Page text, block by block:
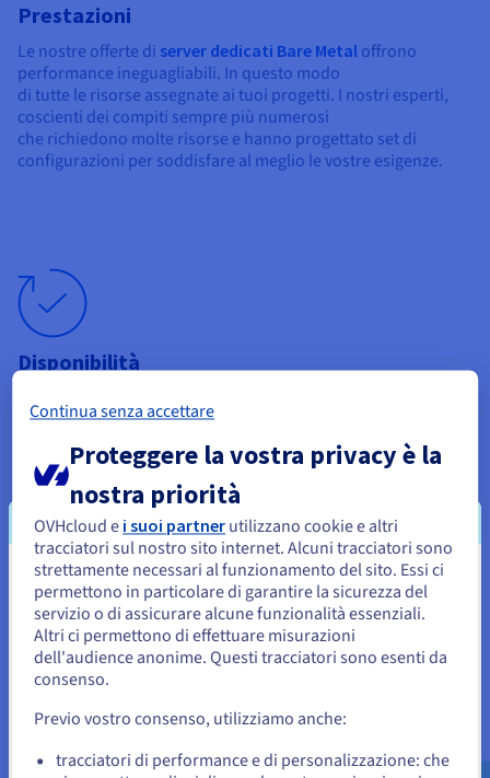
Prestazioni
Le nostre offerte di server dedicati Bare Metal offrono
performance ineguagliabili. In questo modo
di tutte le risorse assegnate ai tuoi progetti. I nostri esperti,
coscienti dei compiti sempre più numerosi
che richiedono molte risorse e hanno progettato set di
configurazioni per soddisfare al meglio le vostre esigenze.
Disponibilità
proporre l'hosting di server dedicati in meno di 120 secondi, o
in uno dei nostri 30 datacenter distribuiti in tutto il mondo. La
nostra rete, sicura e altamente resiliente, garantisce
un'affidabilità senza difetti alle tue applicazioni.
Scalabilità
Scegliendo i server dedicati per la propria infrastruttura, è
possibile usufruire di una scalabilità illimitata. Le nostre
aziendali, i siti Web e altri progetti e assicurano così una
possono anche essere interconnesse ad altri servizi, come
Sembra che la tua localizzazione sia
Stati Uniti
Per effettuare un ordine da Stati Uniti, è necessario accedere al
sito web del Paese e creare un account.
Vai al sito Stati Uniti
us.ovhcloud.com/
Inglese USD - $
Continua senza accettare
Proteggere la vostra privacy è la
nostra priorità
OVHcloud ei suoi partnerutilizzano cookie e altri
tracciatori sul nostro sito internet. Alcuni tracciatori sono
strettamente necessari al funzionamento del sito. Essi ci
permettono in particolare di garantire la sicurezza del
servizio o di assicurare alcune funzionalità essenziali.
Altri ci permettono di effettuare misurazioni
dell'audience anonime. Questi tracciatori sono esenti da
consenso.
Previo vostro consenso, utilizziamo anche:
tracciatori di performance e di personalizzazione: che